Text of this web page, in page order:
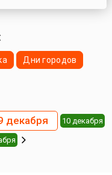
Дни городов
декабря 10 декабря